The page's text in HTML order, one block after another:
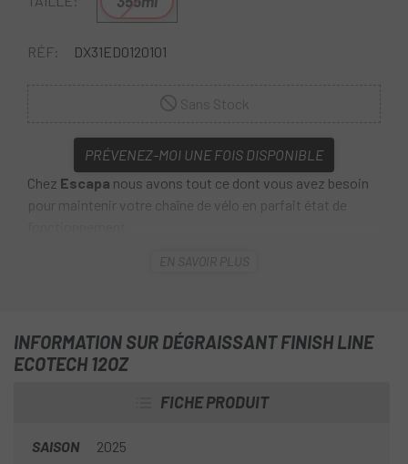
RÉF: DX31ED0120101
PRÉVENEZ-MOI UNE FOIS DISPONIBLE
Chez Escapa nous avons tout ce dont vous avez besoin
pour maintenir votre chaîne de vélo en parfait état de
dégraissant Finish Line Ecotech 12oz
aucun gaz dans l’atmosphère, il est biodégradable et non
toxique ; inoffensif tant pour l'environnement que pour
l'utilisateur.
EN SAVOIR PLUS
INFORMATION SUR DÉGRAISSANT FINISH LINE
ECOTECH 12OZ
FICHE PRODUIT
SAISON 2025